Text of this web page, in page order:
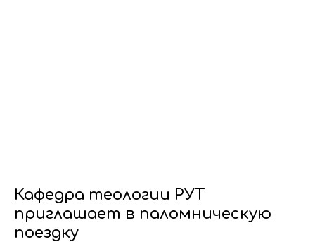
Кафедра теологии РУТ
приглашает в паломническую
поездку